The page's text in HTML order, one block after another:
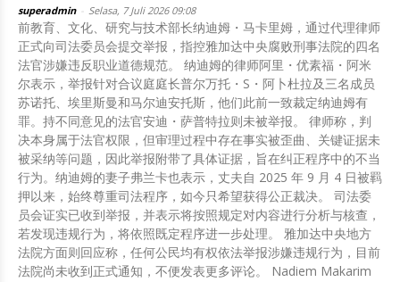
superadmin Selasa, 7 Juli 2026 09:08
前教育、文化、研究与技术部长纳迪姆・马卡里姆，通过代理律师
正式向司法委员会提交举报，指控雅加达中央腐败刑事法院的四名
法官涉嫌违反职业道德规范。 纳迪姆的律师阿里・优素福・阿米
尔表示，举报针对合议庭庭长普尔万托・S・阿卜杜拉及三名成员
苏诺托、埃里斯曼和马尔迪安托斯，他们此前一致裁定纳迪姆有
罪。持不同意见的法官安迪・萨普特拉则未被举报。 律师称，判
决本身属于法官权限，但审理过程中存在事实被歪曲、关键证据未
被采纳等问题，因此举报附带了具体证据，旨在纠正程序中的不当
行为。纳迪姆的妻子弗兰卡也表示，丈夫自 2025 年 9 月 4 日被羁
押以来，始终尊重司法程序，如今只希望获得公正裁决。 司法委
员会证实已收到举报，并表示将按照规定对内容进行分析与核查，
若发现违规行为，将依照既定程序进一步处理。 雅加达中央地方
法院方面则回应称，任何公民均有权依法举报涉嫌违规行为，目前
法院尚未收到正式通知，不便发表更多评论。 Nadiem Makarim